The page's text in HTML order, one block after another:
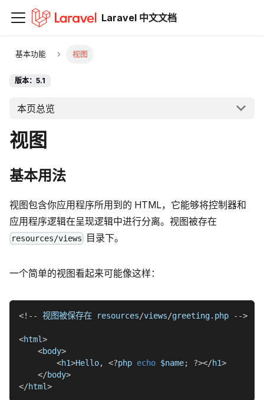
Laravel 中文文档
基本功能 视图
版本：5.1
本页总览
视图
基本用法
视图包含你应用程序所用到的 HTML，它能够将控制器和
应用程序逻辑在呈现逻辑中进行分离。视图被存在
resources/views 目录下。
一个简单的视图看起来可能像这样：
<! -- 视图被保存在 resources/views/greeting. php -->
<html>
<body>
<h1>Hello, <?php echo $name; ?></h1>
</body>
</html>